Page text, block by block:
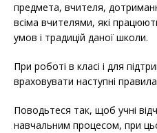
предмета, вчителя,
всіма вчителями, які
умов і традицій даної школи.
При роботі в класі і для
враховувати наступні
Поводьтеся так, щоб учні
навчальним процесом, при